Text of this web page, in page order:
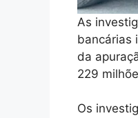
As
bancárias
da
229
Os